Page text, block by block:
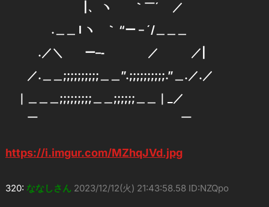
|、 ヽ ｀￣´ ／
.＿＿ l ヽ ｀ “ー－´/＿＿＿
.／＼ ー–‐ ／ ／|
／.＿＿;;;;;;;;;;＿＿”.;;;;;;;;;;.”＿.／.／
｜＿＿＿;;;;;;;;;＿＿;;;;;;＿＿｜_／
￣ ￣
https://i.imgur.com/MZhqJVd.jpg
320: ななしさん 2023/12/12(火) 21:43:58.58 ID:NZQpo